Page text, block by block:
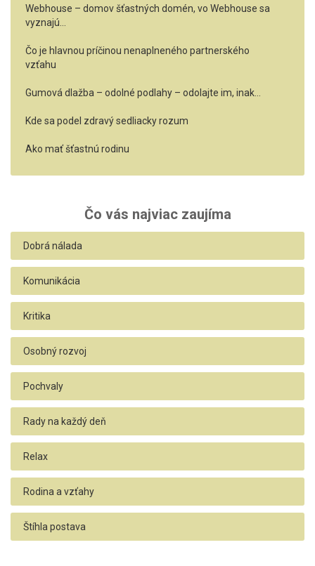
Webhouse – domov šťastných domén, vo Webhouse sa
vyznajú…
Čo je hlavnou príčinou nenaplneného partnerského
vzťahu
Gumová dlažba – odolné podlahy – odolajte im, inak…
Kde sa podel zdravý sedliacky rozum
Ako mať šťastnú rodinu
Čo vás najviac zaujíma
Dobrá nálada
Komunikácia
Kritika
Osobný rozvoj
Pochvaly
Rady na každý deň
Relax
Rodina a vzťahy
Štíhla postava